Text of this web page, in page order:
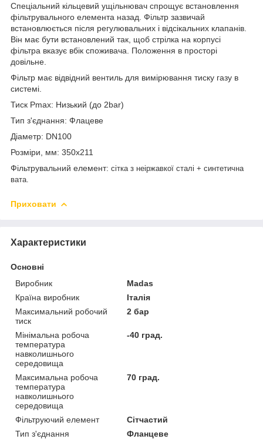
Спеціальний кільцевий ущільнювач спрощує встановлення
фільтрувального елемента назад. Фільтр зазвичай
встановлюється після регулювальних і відсікальних клапанів.
Він має бути встановлений так, щоб стрілка на корпусі
фільтра вказує вбік споживача. Положення в просторі
довільне.
Фільтр має відвідний вентиль для вимірювання тиску газу в
системі.
Тиск Pmax: Низький (до 2bar)
Тип з'єднання: Флацеве
Діаметр: DN100
Розміри, мм: 350x211
Фільтрувальний елемент: сітка з неіржавкої сталі + синтетична
вата.
Приховати
Характеристики
Основні
Виробник
Madas
Країна виробник
Італія
Максимальний робочий
тиск
2 бар
Мінімальна робоча
температура
навколишнього
середовища
-40 град.
Максимальна робоча
температура
навколишнього
середовища
70 град.
Фільтруючий елемент
Сітчастий
Тип з'єднання
Фланцеве